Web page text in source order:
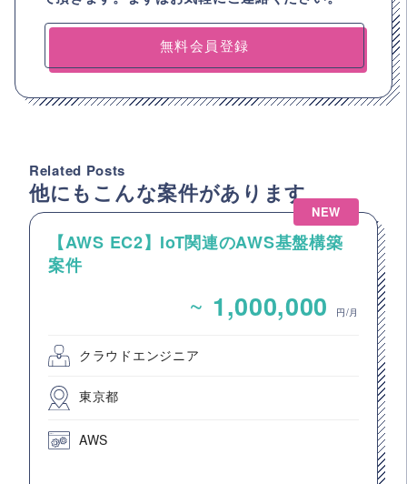
無料会員登録
Related Posts
他にもこんな案件があります
NEW
【AWS EC2】IoT関連のAWS基盤構築
案件
~ 1,000,000 円/月
クラウドエンジニア
東京都
AWS